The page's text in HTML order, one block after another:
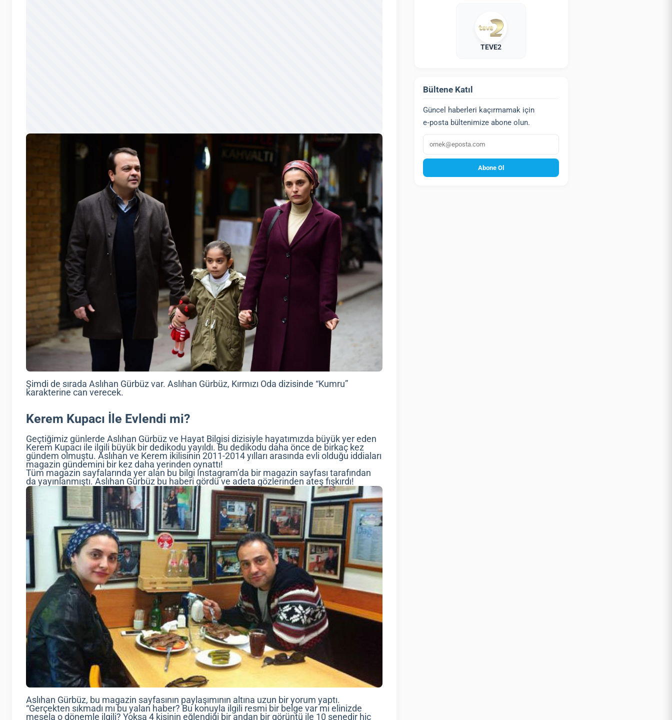
Şimdi de sırada Aslıhan Gürbüz var. Aslıhan Gürbüz, Kırmızı Oda dizisinde “Kumru”
karakterine can verecek.
Kerem Kupacı İle Evlendi mi?
Geçtiğimiz günlerde Aslıhan Gürbüz ve Hayat Bilgisi dizisiyle hayatımızda büyük yer eden
Kerem Kupacı ile ilgili büyük bir dedikodu yayıldı. Bu dedikodu daha önce de birkaç kez
gündem olmuştu. Aslıhan ve Kerem ikilisinin 2011-2014 yılları arasında evli olduğu iddiaları
magazin gündemini bir kez daha yerinden oynattı!
Tüm magazin sayfalarında yer alan bu bilgi Instagram’da bir magazin sayfası tarafından
da yayınlanmıştı. Aslıhan Gürbüz bu haberi gördü ve adeta gözlerinden ateş fışkırdı!
Aslıhan Gürbüz, bu magazin sayfasının paylaşımının altına uzun bir yorum yaptı.
“Gerçekten sıkmadı mı bu yalan haber? Bu konuyla ilgili resmi bir belge var mı elinizde
mesela o dönemle ilgili? Yoksa 4 kişinin eğlendiği bir andan bir görüntü ile 10 senedir hiç
TEVE2
Bültene Katıl
Güncel haberleri kaçırmamak için
e‑posta bültenimize abone olun.
E‑posta
Abone Ol